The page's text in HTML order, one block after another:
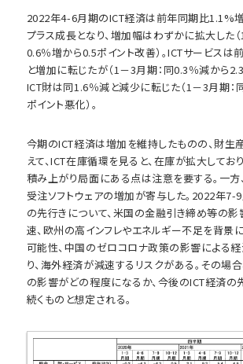
2022年4-6月期のICT経済は前年同期比1.1%
プラス成長となり、増加幅はわずかに拡大した
0.6％増から0.5ポイント改善）。ICTサービスは
と増加に転じたが（1－3月期：同0.3％減から2.3
ICT財は同1.6％減と減少に転じた（1－3月期：
ポイント悪化）。
今期のICT経済は増加を維持したものの、財生
えて、ICT在庫循環を見ると、在庫が拡大してお
積み上がり局面にある点は注意を要する。一方
受注ソフトウェアの増加が寄与した。2022年
の先行きについて、米国の金融引き締め等の
速、欧州の高インフレやエネルギー不足を背景
可能性、中国のゼロコロナ政策の影響による
り、海外経済が減速するリスクがある。その場
の影響がどの程度になるか、今後のICT経済の
続くものと想定される。